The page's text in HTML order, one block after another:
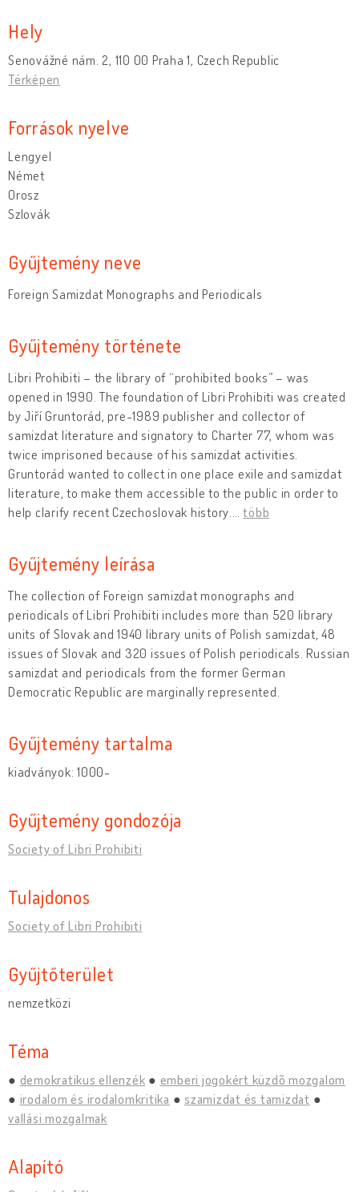
Hely
Senovážné nám. 2, 110 00 Praha 1, Czech Republic
Térképen
Források nyelve
Lengyel
Német
Orosz
Szlovák
Gyűjtemény neve
Foreign Samizdat Monographs and Periodicals
Gyűjtemény története
Libri Prohibiti – the library of “prohibited books” – was
opened in 1990. The foundation of Libri Prohibiti was created
by Jiří Gruntorád, pre-1989 publisher and collector of
samizdat literature and signatory to Charter 77, whom was
twice imprisoned because of his samizdat activities.
Gruntorád wanted to collect in one place exile and samizdat
literature, to make them accessible to the public in order to
help clarify recent Czechoslovak history.
…több
Gyűjtemény leírása
The collection of Foreign samizdat monographs and
periodicals of Libri Prohibiti includes more than 520 library
units of Slovak and 1940 library units of Polish samizdat, 48
issues of Slovak and 320 issues of Polish periodicals. Russian
samizdat and periodicals from the former German
Democratic Republic are marginally represented.
Gyűjtemény tartalma
kiadványok: 1000-
Gyűjtemény gondozója
Society of Libri Prohibiti
Tulajdonos
Society of Libri Prohibiti
Gyűjtőterület
nemzetközi
Téma
demokratikus ellenzék
emberi jogokért küzdõ mozgalom
irodalom és irodalomkritika
szamizdat és tamizdat
vallási mozgalmak
Alapító